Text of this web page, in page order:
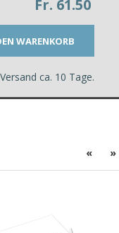
Fr. 61.50
ca. 10 Tage.
« »